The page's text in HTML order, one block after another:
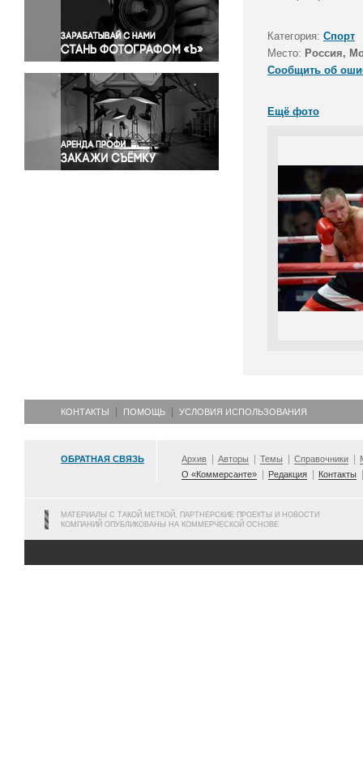
Правосудие
Происшествия и конфликты
Религия
Светская жизнь
Спорт
Экология
Экономика и бизнес
Категория: Спорт
Место: Россия,
Сообщить об
Ещё фото
КОНТАКТЫ ПОМОЩЬ УСЛОВИЯ ИСПОЛЬЗОВАНИЯ
ОБРАТНАЯ СВЯЗЬ Архив Авторы Темы Справочники
О «Коммерсанте»
Редакция Контакты
МАТЕРИАЛЫ С ТАКОЙ МЕТКОЙ, ПАРТНЕРСКИЕ ПРОЕКТЫ И НОВОСТИ
КОМПАНИЙ ОПУБЛИКОВАНЫ НА КОММЕРЧЕСКОЙ ОСНОВЕ